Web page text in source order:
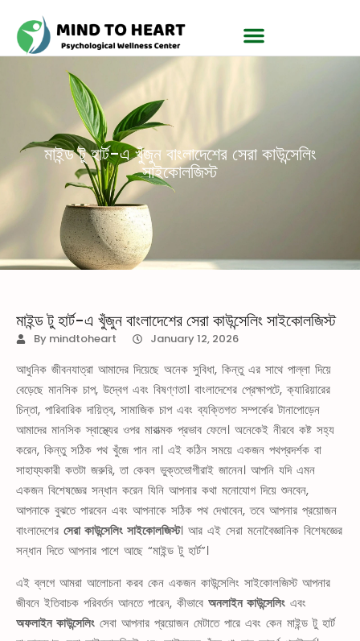
মাইন্ড টু হার্ট-এ খুঁজুন বাংলাদেশের সেরা কাউন্সেলিং
সাইকোলজিস্ট
মাইন্ড টু হার্ট-এ খুঁজুন বাংলাদেশের সেরা কাউন্সেলিং সাইকোলজিস্ট
By mindtoheart January 12, 2026
আধুনিক জীবনযাত্রা আমাদের দিয়েছে অনেক সুবিধা, কিন্তু এর সাথে পাল্লা দিয়ে
বেড়েছে মানসিক চাপ, উদ্বেগ এবং বিষণ্ণতা। বাংলাদেশের প্রেক্ষাপটে, ক্যারিয়ারের
চিন্তা, পারিবারিক দায়িত্ব, সামাজিক চাপ এবং ব্যক্তিগত সম্পর্কের টানাপোড়েন
আমাদের মানসিক স্বাস্থ্যের ওপর মারাত্মক প্রভাব ফেলে। অনেকেই নীরবে কষ্ট সহ্য
করেন, কিন্তু সঠিক পথ খুঁজে পান না। এই কঠিন সময়ে একজন পথপ্রদর্শক বা
সাহায্যকারী কতটা জরুরি, তা কেবল ভুক্তভোগীরাই জানেন। আপনি যদি এমন
একজন বিশেষজ্ঞের সন্ধান করেন যিনি আপনার কথা মনোযোগ দিয়ে শুনবেন,
আপনাকে বুঝতে পারবেন এবং আপনাকে সঠিক পথ দেখাবেন, তবে আপনার প্রয়োজন
বাংলাদেশের সেরা কাউন্সেলিং সাইকোলজিস্ট। আর এই সেরা মনোবৈজ্ঞানিক বিশেষজ্ঞের
সন্ধান দিতে আপনার পাশে আছে “মাইন্ড টু হার্ট”।
এই ব্লগে আমরা আলোচনা করব কেন একজন কাউন্সেলিং সাইকোলজিস্ট আপনার
জীবনে ইতিবাচক পরিবর্তন আনতে পারেন, কীভাবে অনলাইন কাউন্সেলিং এবং
অফলাইন কাউন্সেলিং সেবা আপনার প্রয়োজন মেটাতে পারে এবং কেন মাইন্ড টু হার্ট